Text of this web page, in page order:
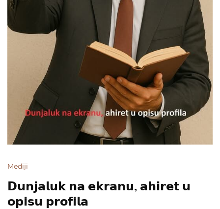
Mediji
𝗗𝘂𝗻𝗷𝗮𝗹𝘂𝗸 𝗻𝗮 𝗲𝗸𝗿𝗮𝗻𝘂, 𝗮𝗵𝗶𝗿𝗲𝘁 𝘂
𝗼𝗽𝗶𝘀𝘂 𝗽𝗿𝗼𝗳𝗶𝗹𝗮